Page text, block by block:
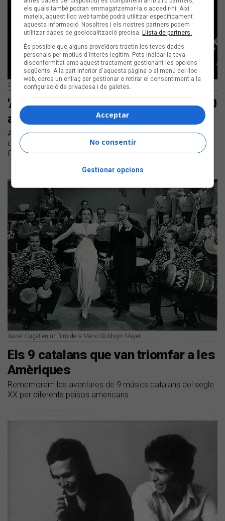
Ovidi i Toti Soler
'A Alcoi' d'Ovidi Montllor compleix 50
anys
Aquest 2024 es commemora mig segle de la publicació
d'un dels treballs més emblemàtics del cantautor alcoià
Ovidi Montllor
Xavier Cugat en un film de la Metro Goldwyn Meyer
Els 9 catalans que van triomfar a les
Amèriques
Rememorem les aventures de 9 músics catalans del segle
XX per diferents països americans
els quals també podran emmagatzemar-la o accedir-hi. Així
mateix, aquest lloc web també podrà utilitzar específicament
aquesta informació. Nosaltres i els nostres partners podem
utilitzar dades de geolocalització precisa. Llista de partners.
És possible que alguns proveïdors tractin les teves dades
personals per motius d'interès legítim. Pots indicar la teva
disconformitat amb aquest tractament gestionant les opcions
següents. A la part inferior d'aquesta pàgina o al menú del lloc
web, cerca un enllaç per gestionar o retirar el consentiment a la
configuració de privadesa i de galetes.
Acceptar
No consentir
Gestionar opcions